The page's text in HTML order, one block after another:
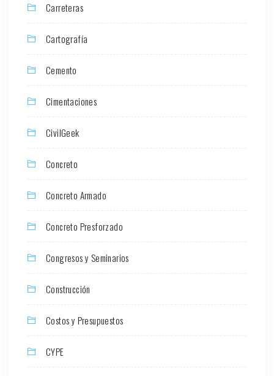
Carreteras
Cartografía
Cemento
Cimentaciones
CivilGeek
Concreto
Concreto Armado
Concreto Presforzado
Congresos y Seminarios
Construcción
Costos y Presupuestos
CYPE